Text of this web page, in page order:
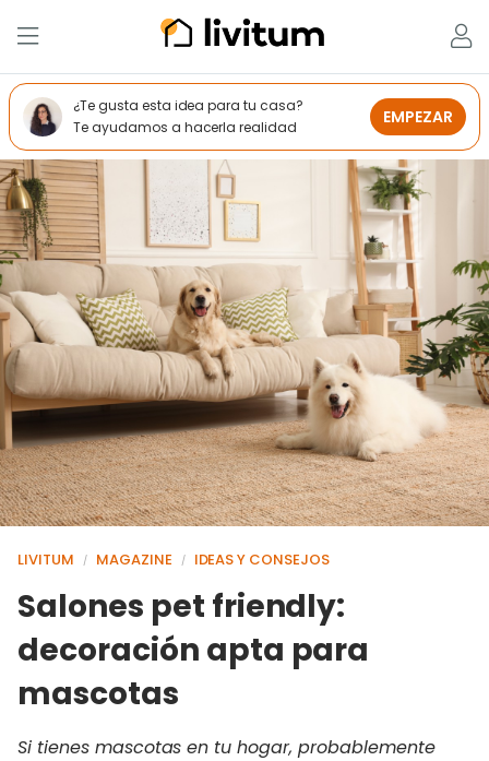
LIVITUM / MAGAZINE / IDEAS Y CONSEJOS
Salones pet friendly:
decoración apta para
mascotas
Si tienes mascotas en tu hogar, probablemente
¿Te gusta esta idea para tu casa?
Te ayudamos a hacerla realidad
EMPEZAR